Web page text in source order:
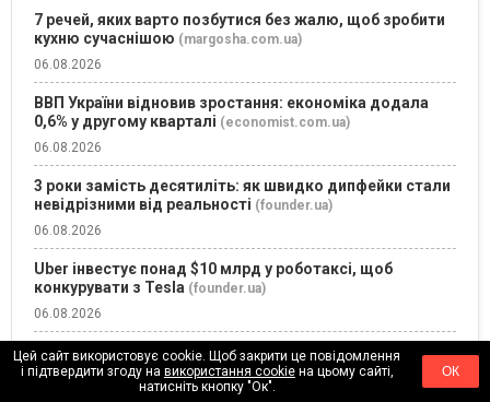
7 речей, яких варто позбутися без жалю, щоб зробити
кухню сучаснішою (margosha.com.ua)
06.08.2026
ВВП України відновив зростання: економіка додала
0,6% у другому кварталі (economist.com.ua)
06.08.2026
3 роки замість десятиліть: як швидко дипфейки стали
невідрізними від реальності (founder.ua)
06.08.2026
Uber інвестує понад $10 млрд у роботаксі, щоб
конкурувати з Tesla (founder.ua)
06.08.2026
7 потужних способів перетворити відмову на нові
можливості та успіх (founder.ua)
Цей сайт використовує cookie. Щоб закрити це повідомлення
і підтвердити згоду на використання cookieна цьому сайті,
натисніть кнопку "Ок".
ОК